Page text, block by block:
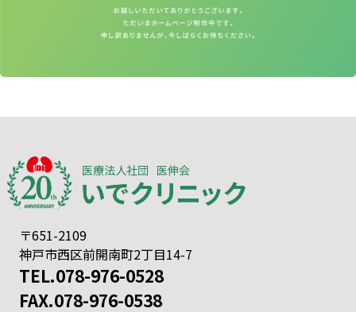
〒651-2109
神戸市西区前開南町2丁目14-7
TEL.078-976-0528
FAX.078-976-0538